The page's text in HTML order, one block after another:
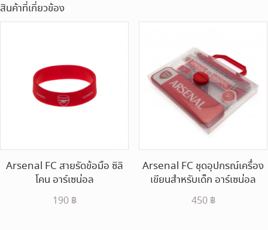
สินค้าที่เกี่ยวข้อง
Arsenal FC สายรัดข้อมือ ซิลิ
โคน อาร์เซน่อล
190 ฿
Arsenal FC ชุดอุปกรณ์เครื่อง
เขียนสำหรับเด็ก อาร์เซน่อล
450 ฿